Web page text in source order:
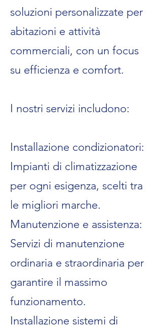
soluzioni personalizzate per
abitazioni e attività
commerciali, con un focus
su efficienza e comfort.
I nostri servizi includono:
Installazione condizionatori:
Impianti di climatizzazione
per ogni esigenza, scelti tra
le migliori marche.
Manutenzione e assistenza:
Servizi di manutenzione
ordinaria e straordinaria per
garantire il massimo
funzionamento.
Installazione sistemi di